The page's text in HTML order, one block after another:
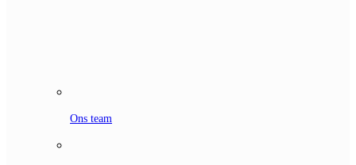
Ons team